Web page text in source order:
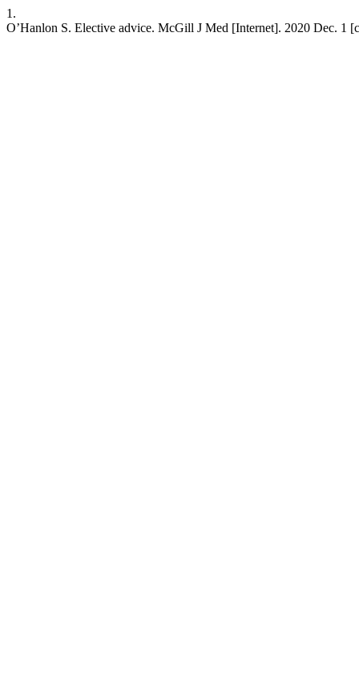
1.
O’Hanlon S. Elective advice. McGill J Med [Internet]. 2020 Dec. 1